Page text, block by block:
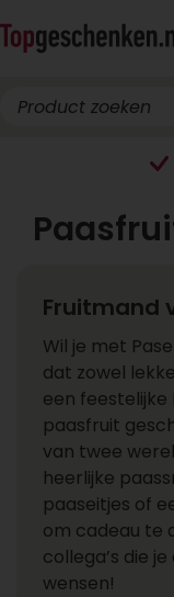
Fruitmand
Wil je met
dat zowel
een feestelijke
paasfruit
van twee
heerlijke
paaseitjes of
om cadeau te
collega’s die
wensen!